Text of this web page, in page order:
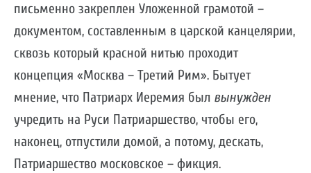
письменно закреплен Уложенной грамотой –
документом, составленным в царской канцелярии,
сквозь который красной нитью проходит
концепция «Москва – Третий Рим». Бытует
мнение, что Патриарх Иеремия был вынужден
учредить на Руси Патриаршество, чтобы его,
наконец, отпустили домой, а потому, дескать,
Патриаршество московское – фикция.